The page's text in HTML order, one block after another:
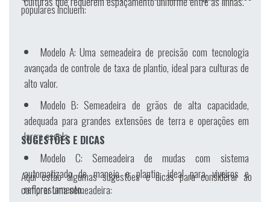
populares incluem:
Modelo A: Uma semeadeira de precisão com tecnologia
avançada de controle de taxa de plantio, ideal para culturas de
alto valor.
Modelo B: Semeadeira de grãos de alta capacidade,
adequada para grandes extensões de terra e operações em
larga escala.
Modelo C: Semeadeira de mudas com sistema
automatizado de manejo e plantio, ideal para viveiros e
reflorestamento.
SUGESTÕES E DICAS
Aqui estão algumas sugestões e dicas para considerar ao
comprar uma semeadeira: